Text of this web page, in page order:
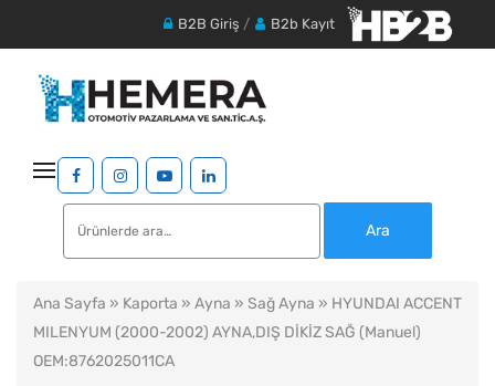
B2B Giriş / B2b Kayıt
Ara
Ana Sayfa » Kaporta » Ayna » Sağ Ayna » HYUNDAI ACCENT
MILENYUM (2000-2002) AYNA,DIŞ DİKİZ SAĞ (Manuel)
OEM:8762025011CA